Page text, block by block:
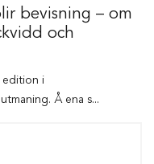
bevisning – om
och
edition i
Å ena s...